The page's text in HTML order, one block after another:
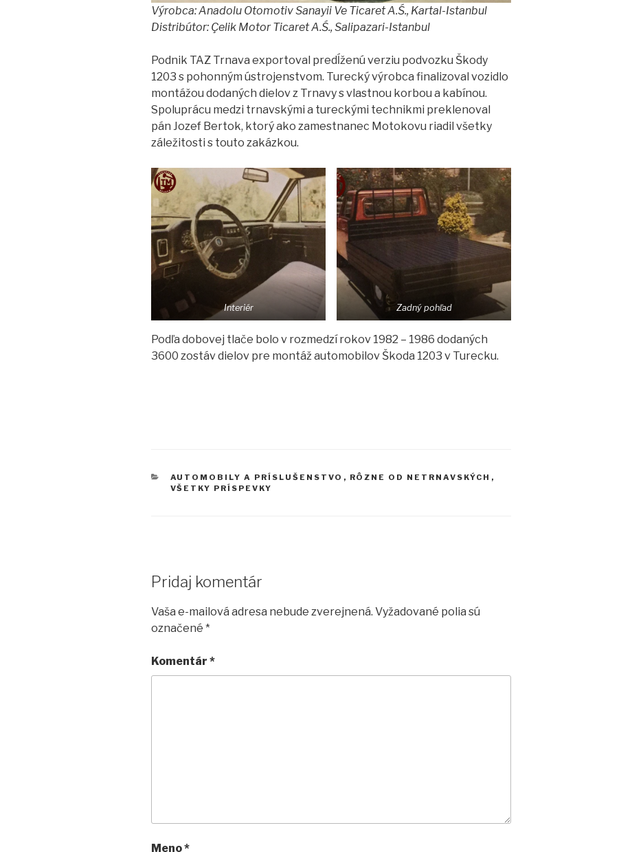
Výrobca: Anadolu Otomotiv Sanayii Ve Ticaret A.Ś., Kartal-Istanbul
Distribútor: Çelik Motor Ticaret A.Ś., Salipazari-Istanbul
Podnik TAZ Trnava exportoval predĺženú verziu podvozku Škody
1203 s pohonným ústrojenstvom. Turecký výrobca finalizoval vozidlo
montážou dodaných dielov z Trnavy s vlastnou korbou a kabínou.
Spoluprácu medzi trnavskými a tureckými technikmi preklenoval
pán Jozef Bertok, ktorý ako zamestnanec Motokovu riadil všetky
záležitosti s touto zakázkou.
Interiér Zadný pohľad
Podľa dobovej tlače bolo v rozmedzí rokov 1982 – 1986 dodaných
3600 zostáv dielov pre montáž automobilov Škoda 1203 v Turecku.
KATEGÓRIE
AUTOMOBILY A PRÍSLUŠENSTVO , RÔZNE OD NETRNAVSKÝCH ,
VŠETKY PRÍSPEVKY
Pridaj komentár
Vaša e-mailová adresa nebude zverejnená. Vyžadované polia sú
označené *
Komentár *
Meno*